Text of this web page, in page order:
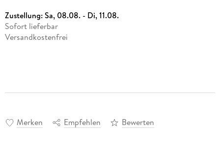
Zustellung:Sa, 08.08. - Di, 11.08.
Sofort lieferbar
Versandkostenfrei
Merken Empfehlen Bewerten